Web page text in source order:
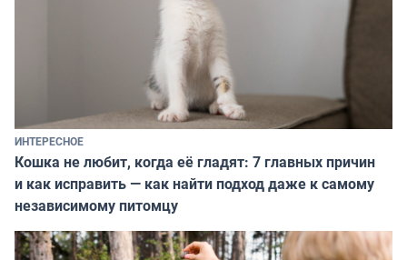
ИНТЕРЕСНОЕ
Кошка не любит, когда её гладят: 7 главных причин
и как исправить — как найти подход даже к самому
независимому питомцу